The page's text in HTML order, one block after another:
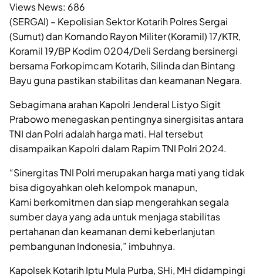
Views News: 686
(SERGAI) – Kepolisian Sektor Kotarih Polres Sergai
(Sumut) dan Komando Rayon Militer (Koramil) 17/KTR,
Koramil 19/BP Kodim 0204/Deli Serdang bersinergi
bersama Forkopimcam Kotarih, Silinda dan Bintang
Bayu guna pastikan stabilitas dan keamanan Negara.
Sebagimana arahan Kapolri Jenderal Listyo Sigit
Prabowo menegaskan pentingnya sinergisitas antara
TNI dan Polri adalah harga mati. Hal tersebut
disampaikan Kapolri dalam Rapim TNI Polri 2024.
“Sinergitas TNI Polri merupakan harga mati yang tidak
bisa digoyahkan oleh kelompok manapun,
Kami berkomitmen dan siap mengerahkan segala
sumber daya yang ada untuk menjaga stabilitas
pertahanan dan keamanan demi keberlanjutan
pembangunan Indonesia,” imbuhnya.
Kapolsek Kotarih Iptu Mula Purba, SHi, MH didampingi